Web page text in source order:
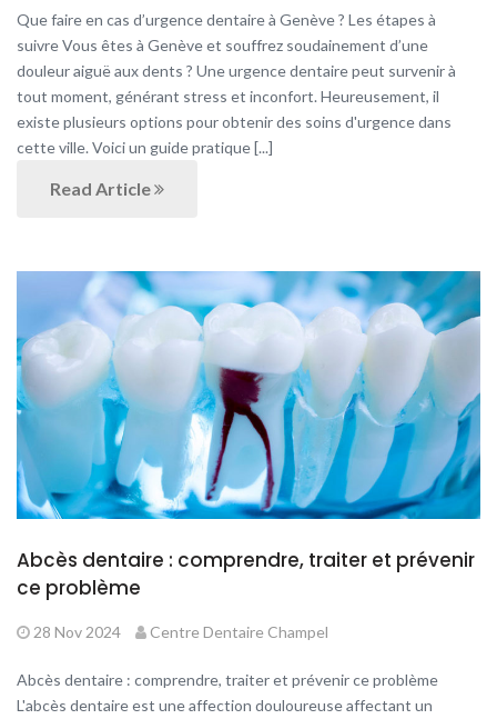
Que faire en cas d’urgence dentaire à Genève ? Les étapes à
suivre Vous êtes à Genève et souffrez soudainement d’une
douleur aiguë aux dents ? Une urgence dentaire peut survenir à
tout moment, générant stress et inconfort. Heureusement, il
existe plusieurs options pour obtenir des soins d'urgence dans
cette ville. Voici un guide pratique [...]
Read Article
Abcès dentaire : comprendre, traiter et prévenir
ce problème
28 Nov 2024 Centre Dentaire Champel
Abcès dentaire : comprendre, traiter et prévenir ce problème
L'abcès dentaire est une affection douloureuse affectant un